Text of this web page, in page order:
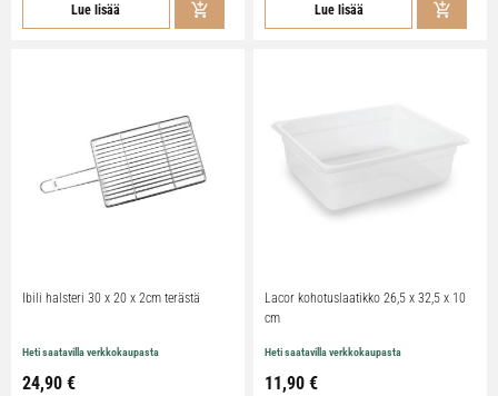
Lue lisää Lue lisää
Ibili halsteri 30 x 20 x 2cm terästä
Heti saatavilla verkkokaupasta
24,90 €
Lacor kohotuslaatikko 26,5 x 32,5 x 10
cm
Heti saatavilla verkkokaupasta
11,90 €